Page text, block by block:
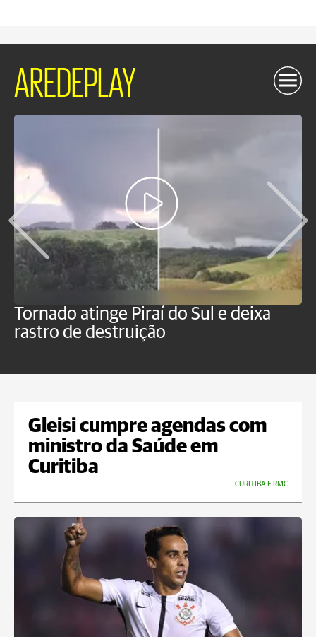
AREDEPLAY
Tornado atinge Piraí do Sul e deixa
rastro de destruição
Gleisi cumpre agendas com
ministro da Saúde em
Curitiba
CURITIBA E RMC